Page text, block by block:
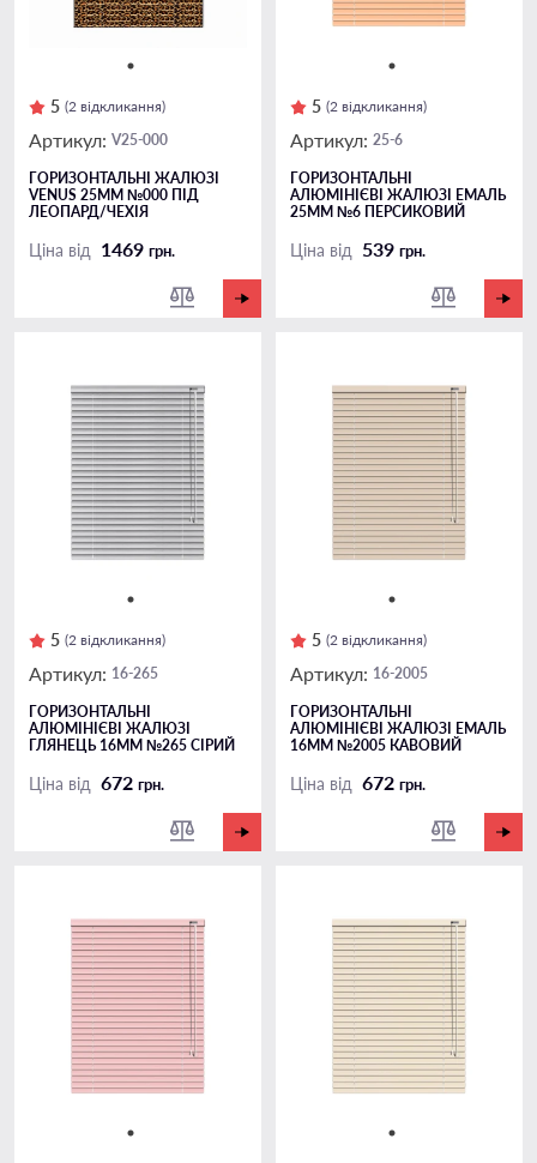
5 (2 відкликання)
Артикул: V25-000
ГОРИЗОНТАЛЬНІ ЖАЛЮЗІ
VENUS 25ММ №000 ПІД
ЛЕОПАРД/ЧЕХІЯ
Ціна від 1469 грн.
5 (2 відкликання)
Артикул: 25-6
ГОРИЗОНТАЛЬНІ
АЛЮМІНІЄВІ ЖАЛЮЗІ ЕМАЛЬ
25ММ №6 ПЕРСИКОВИЙ
Ціна від 539 грн.
5 (2 відкликання)
Артикул: 16-265
ГОРИЗОНТАЛЬНІ
АЛЮМІНІЄВІ ЖАЛЮЗІ
ГЛЯНЕЦЬ 16ММ №265 СІРИЙ
Ціна від 672 грн.
5 (2 відкликання)
Артикул: 16-2005
ГОРИЗОНТАЛЬНІ
АЛЮМІНІЄВІ ЖАЛЮЗІ ЕМАЛЬ
16ММ №2005 КАВОВИЙ
Ціна від 672 грн.